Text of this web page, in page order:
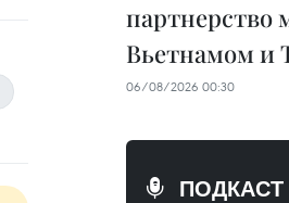
партнерство
Вьетнамом и
06/08/2026 00:30
ПОДКАСТ